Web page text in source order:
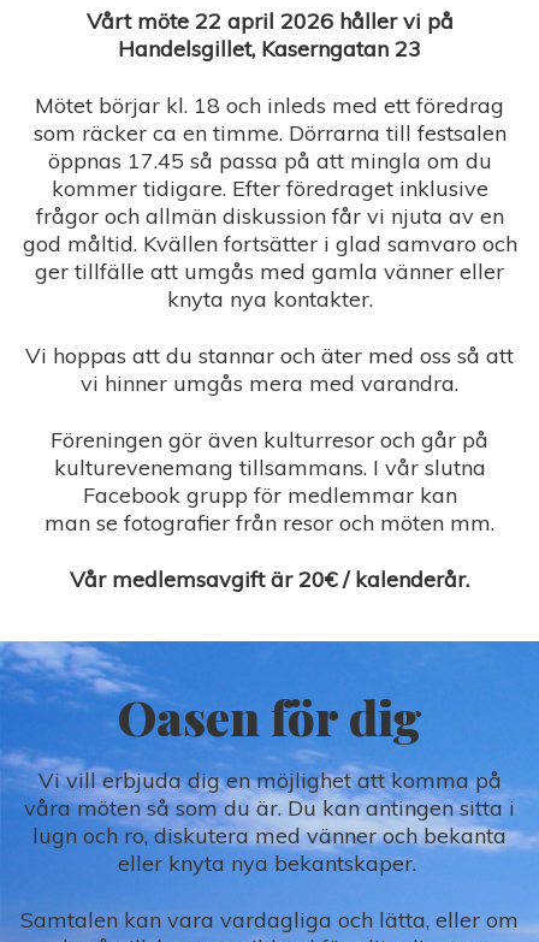
Vårt möte 22 april 2026 håller vi på
Handelsgillet, Kaserngatan 23
Mötet börjar kl. 18 och inleds med ett föredrag
som räcker ca en timme. Dörrarna till festsalen
öppnas 17.45 så passa på att mingla om du
kommer tidigare. Efter föredraget inklusive
frågor och allmän diskussion får vi njuta av en
god måltid. Kvällen fortsätter i glad samvaro och
ger tillfälle att umgås med gamla vänner eller
knyta nya kontakter.
Vi hoppas att du stannar och äter med oss så att
vi hinner umgås mera med varandra.
Föreningen gör även kulturresor och går på
kulturevenemang tillsammans. I vår slutna
Facebook grupp för medlemmar kan
man se fotografier från resor och möten mm.
Vår medlemsavgift är 20€ / kalenderår.
Oasen för dig
Vi vill erbjuda dig en möjlighet att komma på
våra möten så som du är. Du kan antingen sitta i
lugn och ro, diskutera med vänner och bekanta
eller knyta nya bekantskaper.
Samtalen kan vara vardagliga och lätta, eller om